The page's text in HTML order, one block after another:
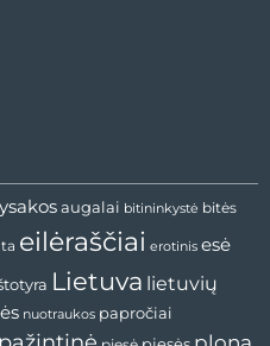
augalai bitininkystė bitės
eilėraščiai erotinis esė
Lietuva lietuvių
nuotraukos papročiai